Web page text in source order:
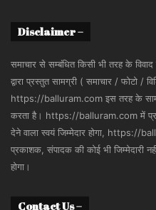
Disclaimer –
समाचार से सम्बंधित किसी भी तरह के
द्वारा प्रस्तुत सामग्री ( समाचार / फोटो /
https://balluram.com इस तरह के
करता है। https://balluram.com में
देने वाला स्वयं जिम्मेदार होगा, https://
प्रकाशक, संपादक की कोई भी जिम्मेदारी नहीं
होगा।
Contact Us –